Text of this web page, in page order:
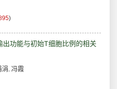
)
功能与初始T细胞比例的相关
涓, 冯霞